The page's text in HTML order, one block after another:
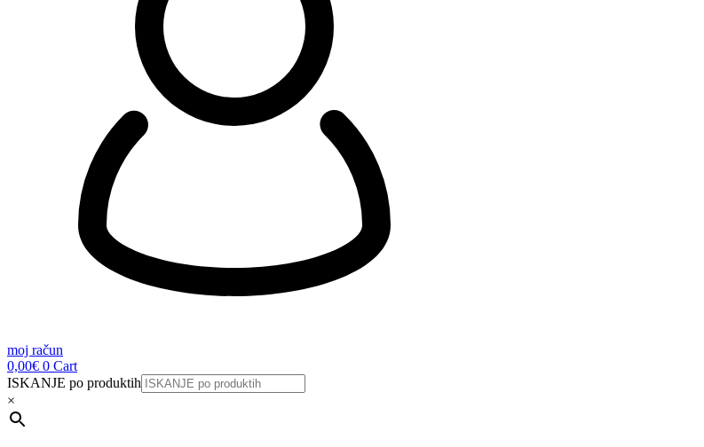
moj račun
0,00€ 0 Cart
ISKANJE po produktih
×